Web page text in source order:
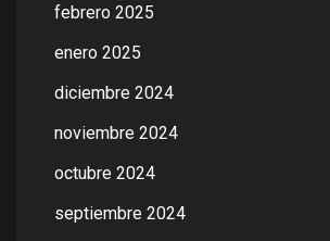
febrero 2025
enero 2025
diciembre 2024
noviembre 2024
octubre 2024
septiembre 2024